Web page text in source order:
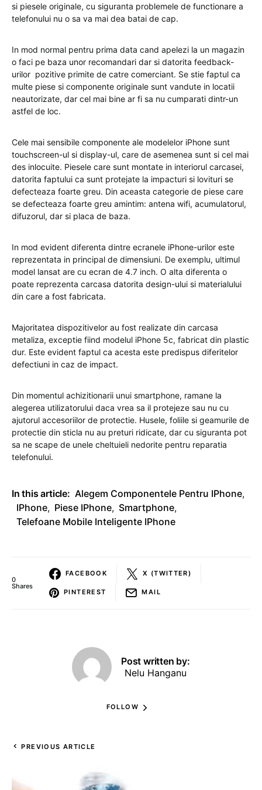
si piesele originale, cu siguranta problemele de functionare a
telefonului nu o sa va mai dea batai de cap.
In mod normal pentru prima data cand apelezi la un magazin
o faci pe baza unor recomandari dar si datorita feedback-
urilor pozitive primite de catre comerciant. Se stie faptul ca
multe piese si componente originale sunt vandute in locatii
neautorizate, dar cel mai bine ar fi sa nu cumparati dintr-un
astfel de loc.
Cele mai sensibile componente ale modelelor iPhone sunt
touchscreen-ul si display-ul, care de asemenea sunt si cel mai
des inlocuite. Piesele care sunt montate in interiorul carcasei,
datorita faptului ca sunt protejate la impacturi si lovituri se
defecteaza foarte greu. Din aceasta categorie de piese care
se defecteaza foarte greu amintim: antena wifi, acumulatorul,
difuzorul, dar si placa de baza.
In mod evident diferenta dintre ecranele iPhone-urilor este
reprezentata in principal de dimensiuni. De exemplu, ultimul
model lansat are cu ecran de 4.7 inch. O alta diferenta o
poate reprezenta carcasa datorita design-ului si materialului
din care a fost fabricata.
Majoritatea dispozitivelor au fost realizate din carcasa
metaliza, exceptie fiind modelul iPhone 5c, fabricat din plastic
dur. Este evident faptul ca acesta este predispus diferitelor
defectiuni in caz de impact.
Din momentul achizitionarii unui smartphone, ramane la
alegerea utilizatorului daca vrea sa il protejeze sau nu cu
ajutorul accesoriilor de protectie. Husele, foliile si geamurile de
protectie din sticla nu au preturi ridicate, dar cu siguranta pot
sa ne scape de unele cheltuieli nedorite pentru reparatia
telefonului.
In this article: Alegem Componentele Pentru IPhone,
IPhone, Piese IPhone, Smartphone,
Telefoane Mobile Inteligente IPhone
0
Shares
FACEBOOK X (TWITTER)
PINTEREST MAIL
Post written by:
Nelu Hanganu
FOLLOW
PREVIOUS ARTICLE